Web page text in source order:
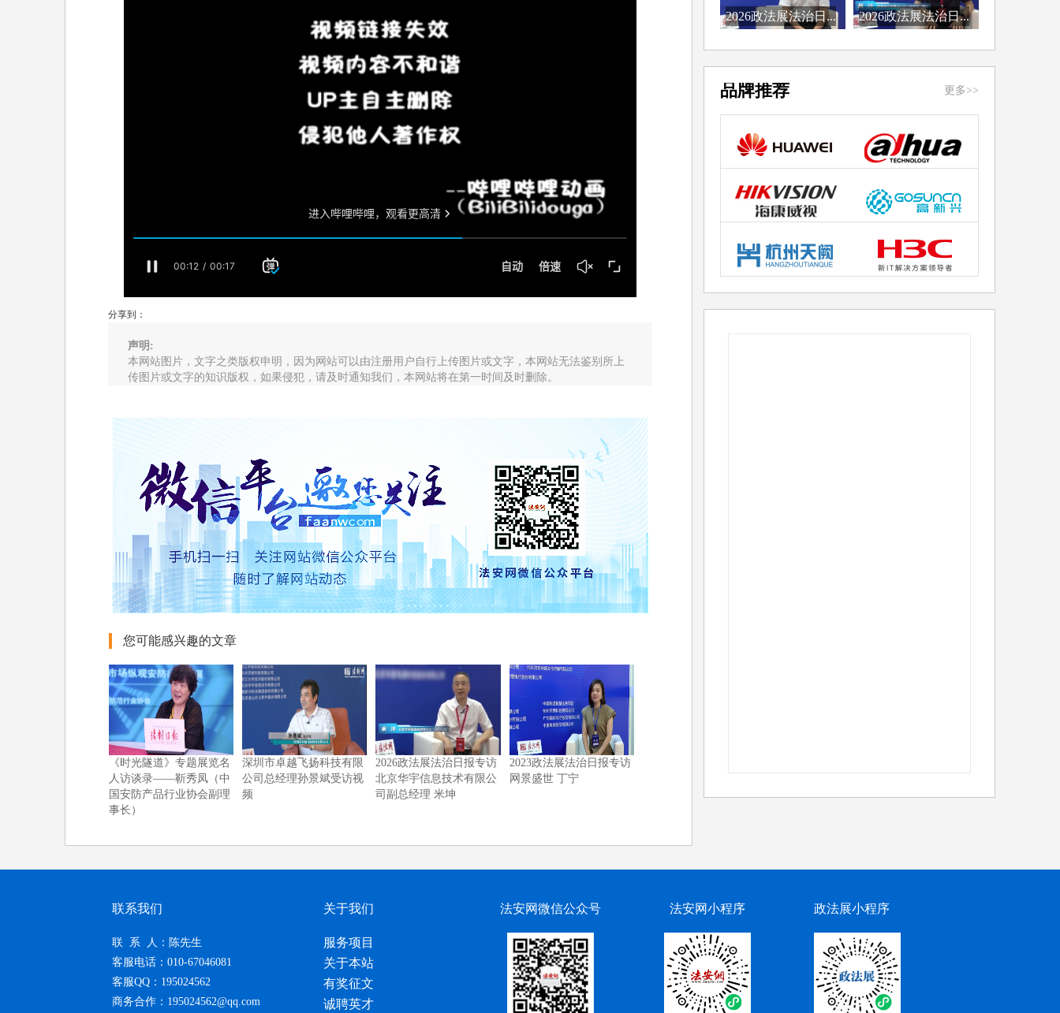
分享到：
声明:
本网站图片，文字之类版权申明，因为网站可以由注册用户自行上传图片或文字，本网站无法鉴别所上
传图片或文字的知识版权，如果侵犯，请及时通知我们，本网站将在第一时间及时删除。
您可能感兴趣的文章
《时光隧道》专题展览名
人访谈录——靳秀凤（中
国安防产品行业协会副理
事长）
深圳市卓越飞扬科技有限
公司总经理孙景斌受访视
频
2026政法展法治日报专访
北京华宇信息技术有限公
司副总经理 米坤
2023政法展法治日报专访
网景盛世 丁宁
2026政法展法治日... 2026政法展法治日...
品牌推荐 更多>>
联系我们
联 系 人：陈先生
客服电话：010-67046081
客服QQ：195024562
商务合作：195024562@qq.com
关于我们
服务项目
关于本站
有奖征文
诚聘英才
法安网微信公众号 法安网小程序 政法展小程序